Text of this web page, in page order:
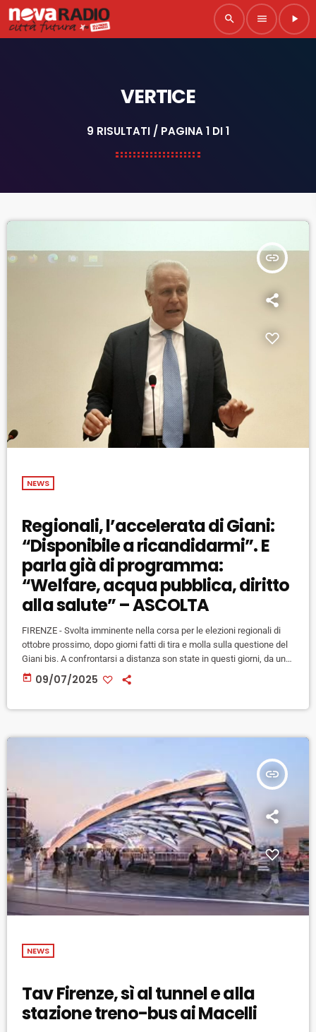
search menu play_arrow
VERTICE
9 RISULTATI / PAGINA 1 DI 1
insert_link
NEWS
Regionali, l’accelerata di Giani:
“Disponibile a ricandidarmi”. E
parla già di programma:
“Welfare, acqua pubblica, diritto
alla salute” – ASCOLTA
FIRENZE - Svolta imminente nella corsa per le elezioni regionali di
ottobre prossimo, dopo giorni fatti di tira e molla sulla questione del
Giani bis. A confrontarsi a distanza son state in questi giorni, da un
lato le lettere di circoli Pd e sindaci toscani a sostegno della
ricandidatura del governatore uscente e autorevoli "endorsement"
today 09/07/2025
insert_link
NEWS
Tav Firenze, sì al tunnel e alla
stazione treno-bus ai Macelli